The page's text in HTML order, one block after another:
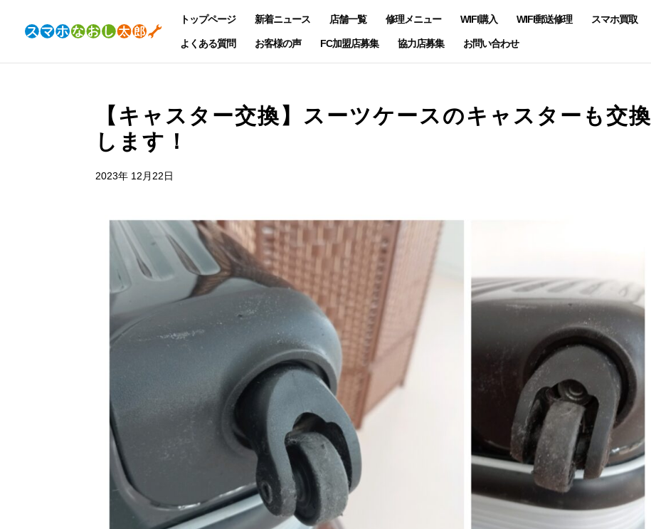
トップページ 新着ニュース 店舗一覧 修理メニュー WIFI購入 WIFI郵送修理 スマホ買取
よくある質問 お客様の声 FC加盟店募集 協力店募集 お問い合わせ
【キャスター交換】スーツケースのキャスターも交換
します！
2023年 12月22日